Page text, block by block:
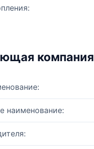
компания
наименование: